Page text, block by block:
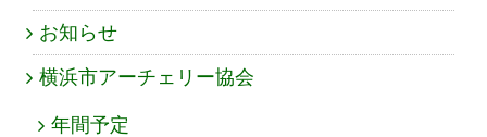
お知らせ
横浜市アーチェリー協会
年間予定